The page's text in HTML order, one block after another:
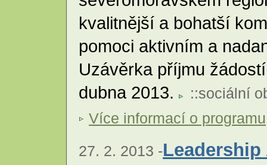
kvalitnější a bohatší
pomoci aktivním a
Uzávěrka příjmu
dubna 2013.
::sociální
Více informací o programu
27. 2. 2013 -